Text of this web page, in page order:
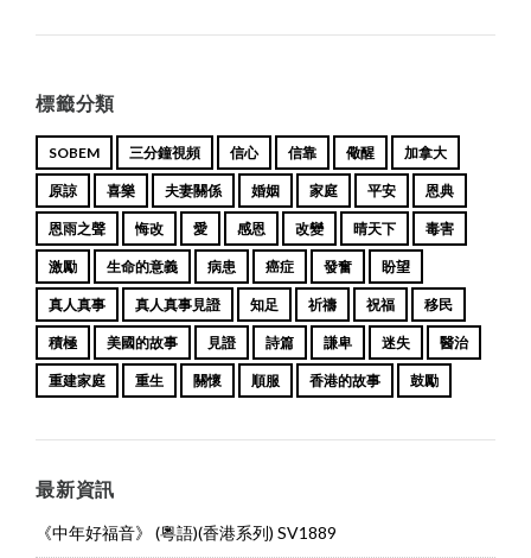
標籤分類
SOBEM 三分鐘視頻 信心 信靠 儆醒 加拿大
原諒 喜樂 夫妻關係 婚姻 家庭 平安 恩典
恩雨之聲 悔改 愛 感恩 改變 晴天下 毒害
激勵 生命的意義 病患 癌症 發奮 盼望
真人真事 真人真事見證 知足 祈禱 祝福 移民
積極 美國的故事 見證 詩篇 謙卑 迷失 醫治
重建家庭 重生 關懷 順服 香港的故事 鼓勵
最新資訊
《中年好福音》 (粵語)(香港系列) SV1889